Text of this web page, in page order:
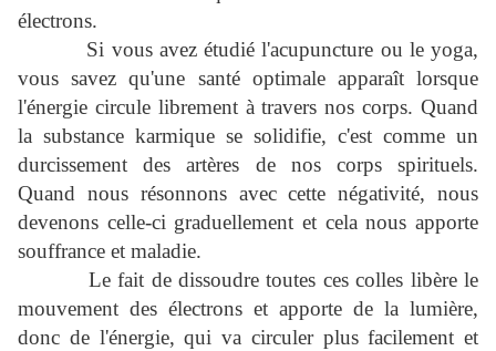
électrons.
Si vous avez étudié l'acupuncture ou le yoga,
vous savez qu'une santé optimale apparaît lorsque
l'énergie circule librement à travers nos corps. Quand
la substance karmique se solidifie, c'est comme un
durcissement des artères de nos corps spirituels.
Quand nous résonnons avec cette négativité, nous
devenons celle-ci graduellement et cela nous apporte
souffrance et maladie.
Le fait de dissoudre toutes ces colles libère le
mouvement des électrons et apporte de la lumière,
donc de l'énergie, qui va circuler plus facilement et